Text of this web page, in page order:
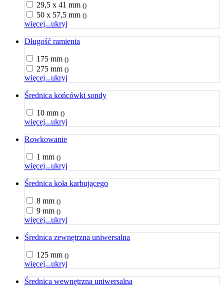
29,5 x 41 mm ()
50 x 57,5 mm ()
więcej...ukryj
Długość ramienia
175 mm ()
275 mm ()
więcej...ukryj
Średnica końcówki sondy
10 mm ()
więcej...ukryj
Rowkowanie
1 mm ()
więcej...ukryj
Średnica koła karbującego
8 mm ()
9 mm ()
więcej...ukryj
Średnica zewnętrzna uniwersalna
125 mm ()
więcej...ukryj
Średnica wewnętrzna uniwersalna